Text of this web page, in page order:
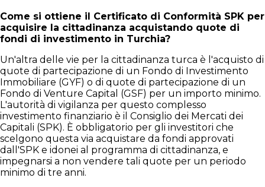
Come si ottiene il Certificato di Conformità SPK per
acquisire la cittadinanza acquistando quote di
fondi di investimento in Turchia?
Un'altra delle vie per la cittadinanza turca è l'acquisto di
quote di partecipazione di un Fondo di Investimento
Immobiliare (GYF) o di quote di partecipazione di un
Fondo di Venture Capital (GSF) per un importo minimo.
L'autorità di vigilanza per questo complesso
investimento finanziario è il Consiglio dei Mercati dei
Capitali (SPK). È obbligatorio per gli investitori che
scelgono questa via acquistare da fondi approvati
dall'SPK e idonei al programma di cittadinanza, e
impegnarsi a non vendere tali quote per un periodo
minimo di tre anni.